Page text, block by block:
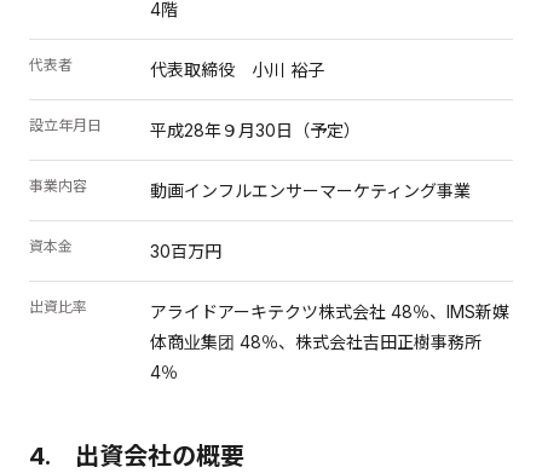
4階
代表者 代表取締役 小川 裕子
設立年月日 平成28年９月30日（予定）
事業内容 動画インフルエンサーマーケティング事業
資本金 30百万円
出資比率
アライドアーキテクツ株式会社 48％、IMS新媒
体商业集团 48％、株式会社吉田正樹事務所
4％
4. 出資会社の概要